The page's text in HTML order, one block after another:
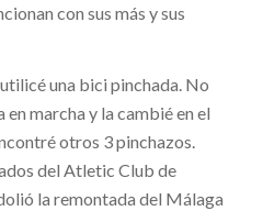
con sus más y sus
una bici pinchada. No
marcha y la cambié en el
otros 3 pinchazos.
del Atletic Club de
la remontada del Málaga